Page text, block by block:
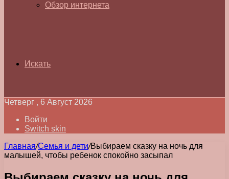
Обзор интернета
Искать
Четверг , 6 Август 2026
Войти
Switch skin
Главная/Семья и дети/Выбираем сказку на ночь для
малышей, чтобы ребенок спокойно засыпал